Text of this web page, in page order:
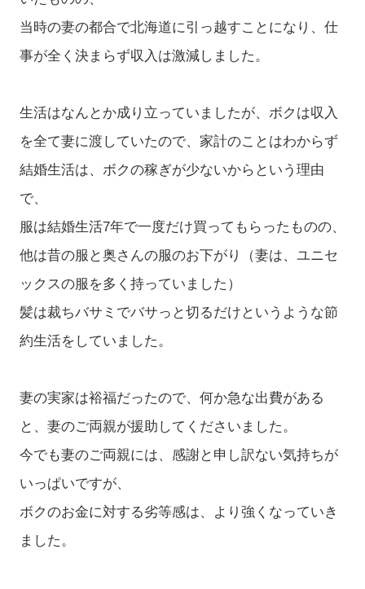
当時の妻の都合で北海道に引っ越すことになり、仕
事が全く決まらず収入は激減しました。
生活はなんとか成り立っていましたが、ボクは収入
を全て妻に渡していたので、家計のことはわからず
結婚生活は、ボクの稼ぎが少ないからという理由
で、
服は結婚生活7年で一度だけ買ってもらったものの、
他は昔の服と奥さんの服のお下がり（妻は、ユニセ
ックスの服を多く持っていました）
髪は裁ちバサミでバサっと切るだけというような節
約生活をしていました。
妻の実家は裕福だったので、何か急な出費がある
と、妻のご両親が援助してくださいました。
今でも妻のご両親には、感謝と申し訳ない気持ちが
いっぱいですが、
ボクのお金に対する劣等感は、より強くなっていき
ました。